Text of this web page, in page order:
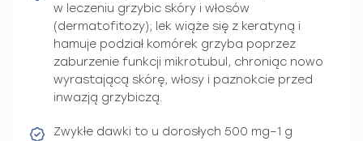
w leczeniu grzybic skóry i włosów
(dermatofitozy); lek wiąże się z keratyną i
hamuje podział komórek grzyba poprzez
zaburzenie funkcji mikrotubul, chroniąc nowo
wyrastającą skórę, włosy i paznokcie przed
inwazją grzybiczą.
Zwykłe dawki to u dorosłych 500 mg–1 g